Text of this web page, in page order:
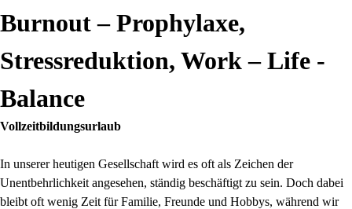
Burnout – Prophylaxe,
Stressreduktion, Work – Life -
Balance
Vollzeitbildungsurlaub
In unserer heutigen Gesellschaft wird es oft als Zeichen der
Unentbehrlichkeit angesehen, ständig beschäftigt zu sein. Doch dabei
bleibt oft wenig Zeit für Familie, Freunde und Hobbys, während wir